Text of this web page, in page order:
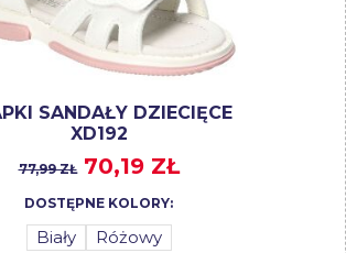
SANDAŁY DZIECIĘCE
XD192
77,99 ZŁ 70,19 ZŁ
DOSTĘPNE KOLORY:
Biały
Różowy